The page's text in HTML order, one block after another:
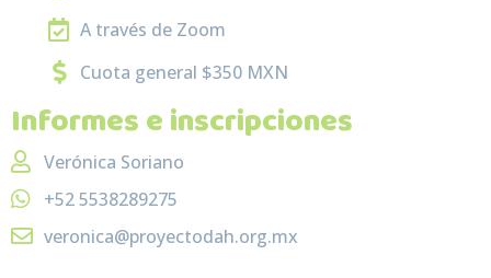
A través de Zoom
Cuota general $350 MXN
Informes e inscripciones
Verónica Soriano
+52 5538289275
veronica@proyectodah.org.mx